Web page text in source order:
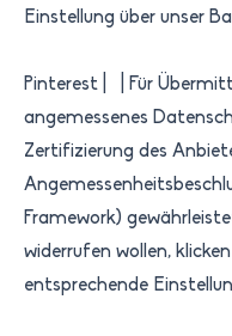
Einstellung über unser
Pinterest | | Für
angemessenes
Zertifizierung des
Framework)
widerrufen wollen,
entsprechende